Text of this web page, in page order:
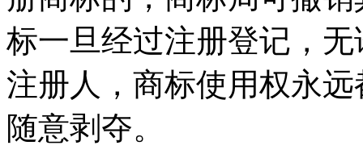
标一旦经过注册登记，
注册人，商标使用权永
随意剥夺。